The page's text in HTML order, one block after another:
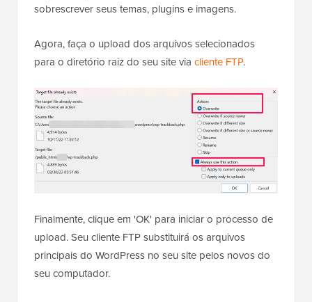
sobrescrever seus temas, plugins e imagens.
Agora, faça o upload dos arquivos selecionados
para o diretório raiz do seu site via cliente FTP.
Finalmente, clique em 'OK' para iniciar o processo de
upload. Seu cliente FTP substituirá os arquivos
principais do WordPress no seu site pelos novos do
seu computador.